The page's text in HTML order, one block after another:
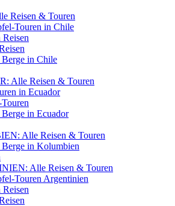
Reisen & Touren
Touren in Chile
Reisen
in Chile
Alle Reisen & Touren
in Ecuador
in Ecuador
Alle Reisen & Touren
in Kolumbien
Alle Reisen & Touren
Touren Argentinien
Reisen